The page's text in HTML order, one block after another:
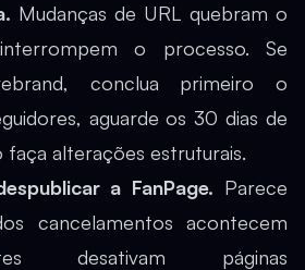
Mudanças de URL quebram o
o processo. Se
conclua primeiro o
aguarde os 30 dias de
faça alterações estruturais.
a FanPage. Parece
cancelamentos acontecem
desativam páginas